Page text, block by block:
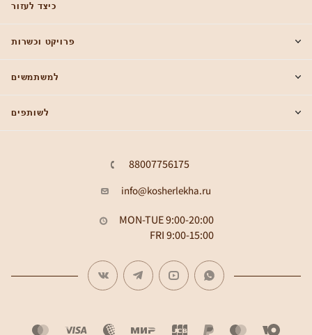
כיצד לעזור
פרויקט וכשרות
למשתמשים
לשותפים
88007756175
info@kosherlekha.ru
MON-TUE 9:00-20:00
FRI 9:00-15:00